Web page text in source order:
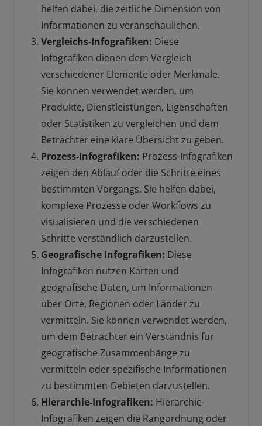
helfen dabei, die zeitliche Dimension von
Informationen zu veranschaulichen.
Vergleichs-Infografiken: Diese
Infografiken dienen dem Vergleich
verschiedener Elemente oder Merkmale.
Sie können verwendet werden, um
Produkte, Dienstleistungen, Eigenschaften
oder Statistiken zu vergleichen und dem
Betrachter eine klare Übersicht zu geben.
Prozess-Infografiken: Prozess-Infografiken
zeigen den Ablauf oder die Schritte eines
bestimmten Vorgangs. Sie helfen dabei,
komplexe Prozesse oder Workflows zu
visualisieren und die verschiedenen
Schritte verständlich darzustellen.
Geografische Infografiken: Diese
Infografiken nutzen Karten und
geografische Daten, um Informationen
über Orte, Regionen oder Länder zu
vermitteln. Sie können verwendet werden,
um dem Betrachter ein Verständnis für
geografische Zusammenhänge zu
vermitteln oder spezifische Informationen
zu bestimmten Gebieten darzustellen.
Hierarchie-Infografiken: Hierarchie-
Infografiken zeigen die Rangordnung oder